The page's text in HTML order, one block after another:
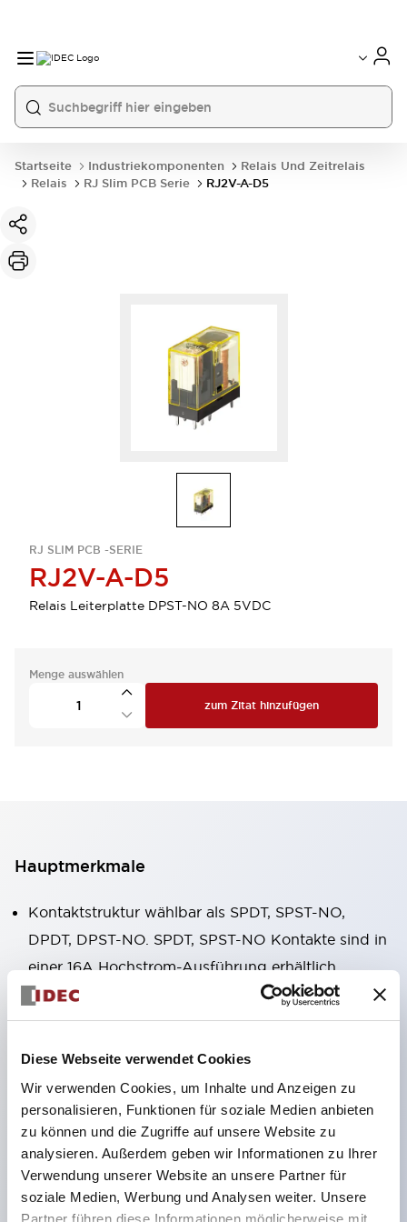
Diese Webseite verwendet Cookies
Wir verwenden Cookies, um Inhalte und Anzeigen zu
personalisieren, Funktionen für soziale Medien anbieten
zu können und die Zugriffe auf unsere Website zu
analysieren. Außerdem geben wir Informationen zu Ihrer
Verwendung unserer Website an unsere Partner für
soziale Medien, Werbung und Analysen weiter. Unsere
Partner führen diese Informationen möglicherweise mit
Startseite Industriekomponenten
Relais Und Zeitrelais
Relais
RJ Slim PCB Serie RJ2V-A-D5
RJ SLIM PCB -SERIE
RJ2V-A-D5
Relais Leiterplatte DPST-NO 8A 5VDC
Menge auswählen
zum Zitat hinzufügen
Hauptmerkmale
Kontaktstruktur wählbar als SPDT, SPST-NO,
DPDT, DPST-NO. SPDT, SPST-NO Kontakte sind in
einer 16A Hochstrom-Ausführung erhältlich.
Gehäusebreite nur 12,7 mm, kompakte Form,
hoher zulässiger Kontaktstrom. RJ1V (einpolig):
hervorragende Dauerhaltbarkeit. Elek-trische
Dauerhaltbarkeit: über 200.000 Schaltzyklen (AC-
Last) Mechanische Dauerhaltbarkeit: über 30
Millionen Schaltzyklen (AC-Spule, SPDT-Kontakt)
Lötversiegelte Struktur